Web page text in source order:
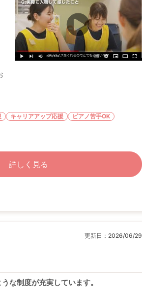
キャリアアップ応援
ピアノ苦手OK
詳しく見る
更新日： 2026/06/29
な制度が充実しています。